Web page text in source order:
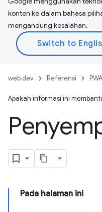
konten ke dalam bahasa
mengandung kesalahan.
web.dev Referensi PWA
Apakah informasi ini
Pada halaman ini